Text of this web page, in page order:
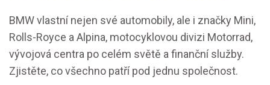
BMW vlastní nejen své automobily, ale i značky Mini,
Rolls-Royce a Alpina, motocyklovou divizi Motorrad,
vývojová centra po celém světě a finanční služby.
Zjistěte, co všechno patří pod jednu společnost.